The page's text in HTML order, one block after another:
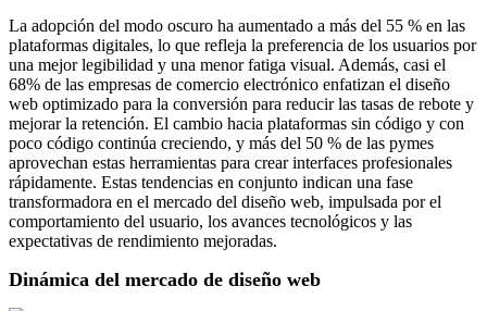
La adopción del modo oscuro ha aumentado a más del 55 % en las
plataformas digitales, lo que refleja la preferencia de los usuarios por
una mejor legibilidad y una menor fatiga visual. Además, casi el
68% de las empresas de comercio electrónico enfatizan el diseño
web optimizado para la conversión para reducir las tasas de rebote y
mejorar la retención. El cambio hacia plataformas sin código y con
poco código continúa creciendo, y más del 50 % de las pymes
aprovechan estas herramientas para crear interfaces profesionales
rápidamente. Estas tendencias en conjunto indican una fase
transformadora en el mercado del diseño web, impulsada por el
comportamiento del usuario, los avances tecnológicos y las
expectativas de rendimiento mejoradas.
Dinámica del mercado de diseño web